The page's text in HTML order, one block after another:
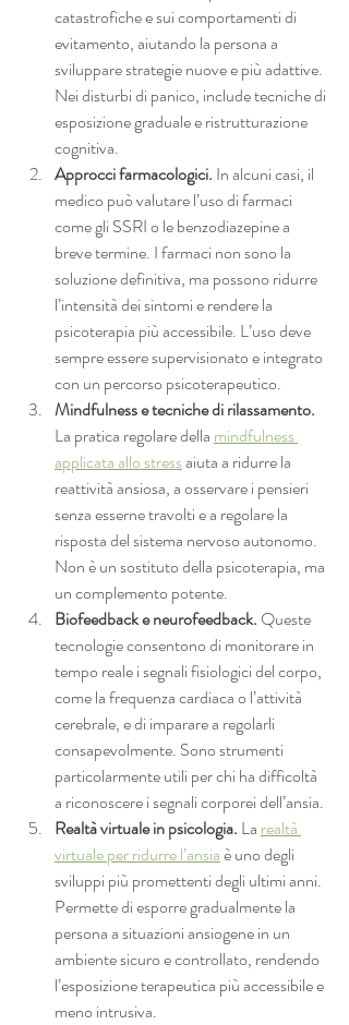
catastrofiche e sui comportamenti di
evitamento, aiutando la persona a
sviluppare strategie nuove e più adattive.
Nei disturbi di panico, include tecniche di
esposizione graduale e ristrutturazione
cognitiva.
Approcci farmacologici. In alcuni casi, il
medico può valutare l’uso di farmaci
come gli SSRI o le benzodiazepine a
breve termine. I farmaci non sono la
soluzione definitiva, ma possono ridurre
l’intensità dei sintomi e rendere la
psicoterapia più accessibile. L’uso deve
sempre essere supervisionato e integrato
con un percorso psicoterapeutico.
Mindfulness e tecniche di rilassamento.
La pratica regolare della mindfulness
applicata allo stress aiuta a ridurre la
reattività ansiosa, a osservare i pensieri
senza esserne travolti e a regolare la
risposta del sistema nervoso autonomo.
Non è un sostituto della psicoterapia, ma
un complemento potente.
Biofeedback e neurofeedback. Queste
tecnologie consentono di monitorare in
tempo reale i segnali fisiologici del corpo,
come la frequenza cardiaca o l’attività
cerebrale, e di imparare a regolarli
consapevolmente. Sono strumenti
particolarmente utili per chi ha difficoltà
a riconoscere i segnali corporei dell’ansia.
Realtà virtuale in psicologia. La realtà
virtuale per ridurre l’ansia è uno degli
sviluppi più promettenti degli ultimi anni.
Permette di esporre gradualmente la
persona a situazioni ansiogene in un
ambiente sicuro e controllato, rendendo
l’esposizione terapeutica più accessibile e
meno intrusiva.